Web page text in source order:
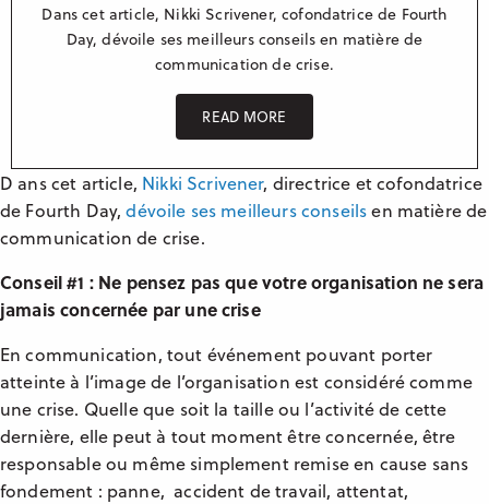
Dans cet article, Nikki Scrivener, cofondatrice de Fourth
Day, dévoile ses meilleurs conseils en matière de
communication de crise.
READ MORE
D ans cet article, Nikki Scrivener, directrice et cofondatrice
de Fourth Day,dévoile ses meilleurs conseilsen matière de
communication de crise.
Conseil #1 : Ne pensez pas que votre organisation ne sera
jamais concernée par une crise
En communication, tout événement pouvant porter
atteinte à l’image de l’organisation est considéré comme
une crise. Quelle que soit la taille ou l’activité de cette
dernière, elle peut à tout moment être concernée, être
responsable ou même simplement remise en cause sans
fondement : panne, accident de travail, attentat,